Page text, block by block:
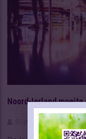
Noord-Ierland
Slijtersvakblad